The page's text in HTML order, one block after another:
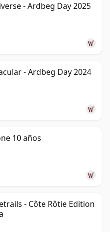
- Ardbeg Day 2025
- Ardbeg Day 2024
10 años
- Côte Rôtie Edition